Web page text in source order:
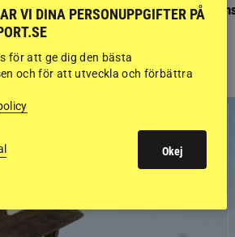
Så gick det på
VI DINA PERSONUPPGIFTER PÅ
för att ge dig den bästa
och för att utveckla och förbättra
Okej